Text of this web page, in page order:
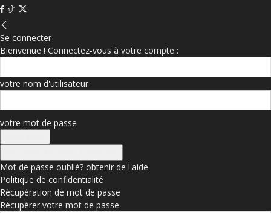
Se connecter
Bienvenue ! Connectez-vous à votre compte :
votre nom d'utilisateur
votre mot de passe
Mot de passe oublié? obtenir de l'aide
Politique de confidentialité
Récupération de mot de passe
Récupérer votre mot de passe